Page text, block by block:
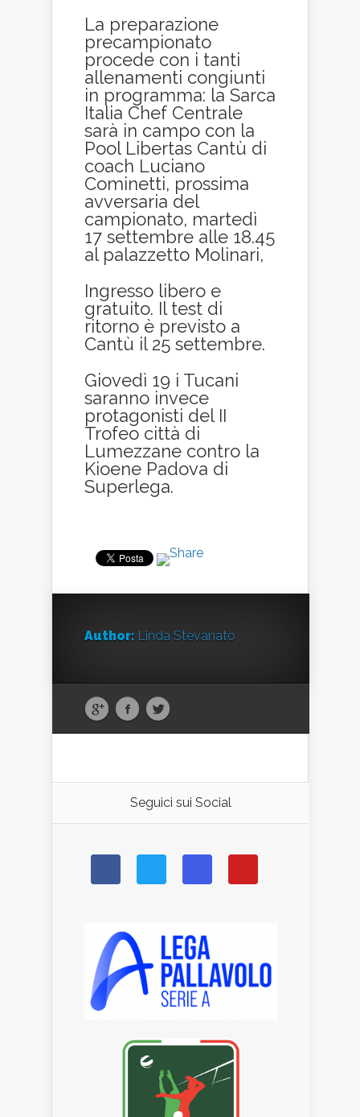
La preparazione
precampionato
procede con i tanti
allenamenti congiunti
in programma: la Sarca
Italia Chef Centrale
sarà in campo con la
Pool Libertas Cantù di
coach Luciano
Cominetti, prossima
avversaria del
campionato, martedì
17 settembre alle 18.45
al palazzetto Molinari,
Ingresso libero e
gratuito. Il test di
ritorno è previsto a
Cantù il 25 settembre.
Giovedì 19 i Tucani
saranno invece
protagonisti del II
Trofeo città di
Lumezzane contro la
Kioene Padova di
Superlega.
Author: Linda Stevanato
Seguici sui Social